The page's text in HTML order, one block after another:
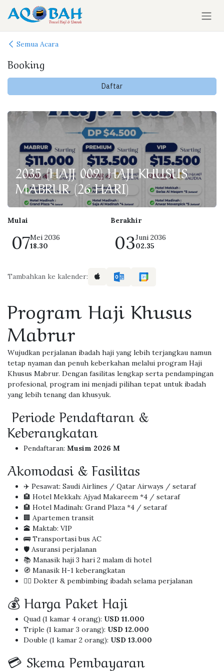
Skip ke Konten
Semua Acara
Booking
Daftar
2035 (HAJJ 009) HAJI KHUSUS
MABRUR (26 HARI)
Mulai
07Mei 2036
18.30
Berakhir
03Juni 2036
02.35
Tambahkan ke kalender:
Program Haji Khusus
Mabrur
Wujudkan perjalanan ibadah haji yang lebih terjangkau namun
tetap nyaman dan penuh keberkahan melalui program Haji
Khusus Mabrur. Dengan fasilitas lengkap serta pendampingan
profesional, program ini menjadi pilihan tepat untuk ibadah
yang lebih tenang dan khusyuk.
Periode Pendaftaran &
Keberangkatan
Pendaftaran: Musim 2026 M
Akomodasi & Fasilitas
✈️ Pesawat: Saudi Airlines / Qatar Airways / setaraf
🏨 Hotel Mekkah: Ajyad Makareem *4 / setaraf
🏨 Hotel Madinah: Grand Plaza *4 / setaraf
🏢 Apartemen transit
🕋 Maktab: VIP
🚌 Transportasi bus AC
🛡 Asuransi perjalanan
📚 Manasik haji 3 hari 2 malam di hotel
🧭 Manasik H-1 keberangkatan
👨‍⚕️ Dokter & pembimbing ibadah selama perjalanan
💰 Harga Paket Haji
Quad (1 kamar 4 orang): USD 11.000
Triple (1 kamar 3 orang): USD 12.000
Double (1 kamar 2 orang): USD 13.000
💳 Skema Pembayaran